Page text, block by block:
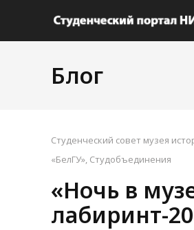
Блог
Студенческий совет музея
«БелГУ», Студобъединения
«Ночь в
лабиринт-